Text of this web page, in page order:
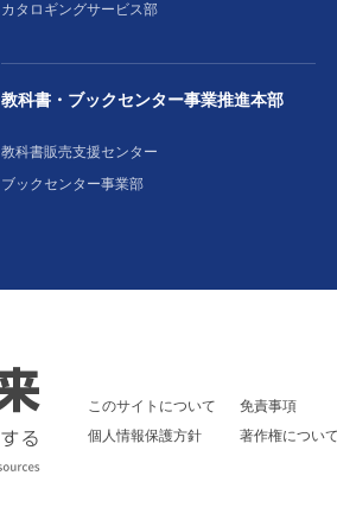
カタロギングサービス部
教科書・ブックセンター事業推進本部
教科書販売支援センター
ブックセンター事業部
このサイトについて
個人情報保護方針
免責事項
著作権について